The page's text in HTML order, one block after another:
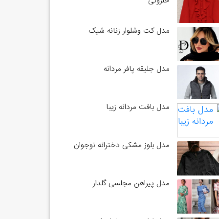
مدل کت وشلوار زنانه شیک
مدل جلیقه پافر مردانه
مدل بافت مردانه زیبا
مدل بلوز مشکی دخترانه نوجوان
مدل پیراهن مجلسی گلدار